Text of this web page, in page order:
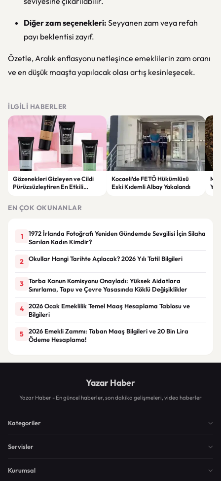
Diğer zam seçenekleri: Seyyanen zam veya refah
payı beklentisi zayıf.
Özetle, Aralık enflasyonu netleşince emeklilerin zam oranı
ve en düşük maaşta yapılacak olası artış kesinleşecek.
İLGILI HABERLER
Gözenekleri Gizleyen ve Cildi
Pürüzsüzleştiren En Etkili
Kocaeli’de FETÖ Hükümlüsü
Eski Kıdemli Albay Yakalandı
EN ÇOK OKUNANLAR
1
1972 İrlanda Fotoğrafı Yeniden Gündemde Sevgilisi İçin Silaha
Sarılan Kadın Kimdir?
2 Okullar Hangi Tarihte Açılacak? 2026 Yılı Tatil Bilgileri
3
Torba Kanun Komisyonu Onayladı: Yüksek Aidatlara
Sınırlama, Tapu ve Çevre Yasasında Köklü Değişiklikler
4
2026 Ocak Emeklilik Temel Maaş Hesaplama Tablosu ve
Bilgileri
5
2026 Emekli Zammı: Taban Maaş Bilgileri ve 20 Bin Lira
Ödeme Hesaplama!
Yazar Haber
Yazar Haber - En güncel haberler, son dakika gelişmeleri, video haberler
Kategoriler
Servisler
Kurumsal